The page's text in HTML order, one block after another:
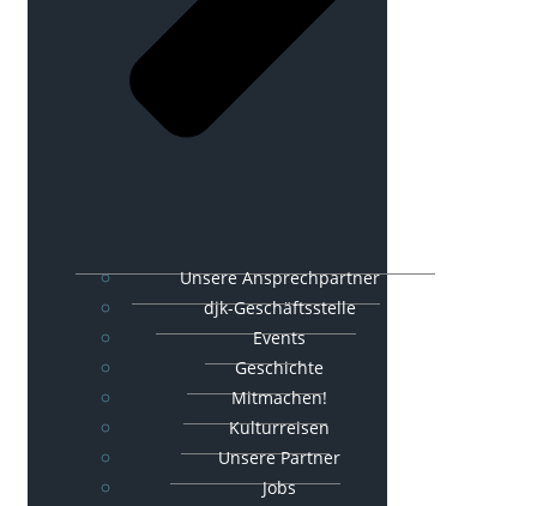
Unsere Ansprechpartner
djk-Geschäftsstelle
Events
Geschichte
Mitmachen!
Kulturreisen
Unsere Partner
Jobs